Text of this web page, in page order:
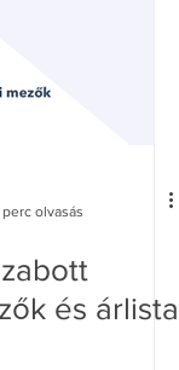
olvasás
és árlista